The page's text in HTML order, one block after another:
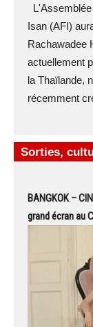
Isan (AFI)
Rachawadee
actuellement
la Thaïlande,
récemment
Sorties,
BANGKOK –
grand écran au